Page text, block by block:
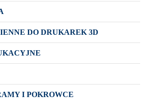
DO DRUKAREK 3D
I POKROWCE